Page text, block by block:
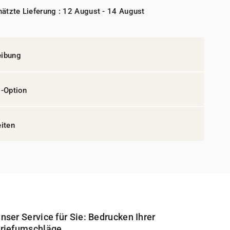
Lieferung : 12 August - 14 August
Option
Service für Sie: Bedrucken Ihrer